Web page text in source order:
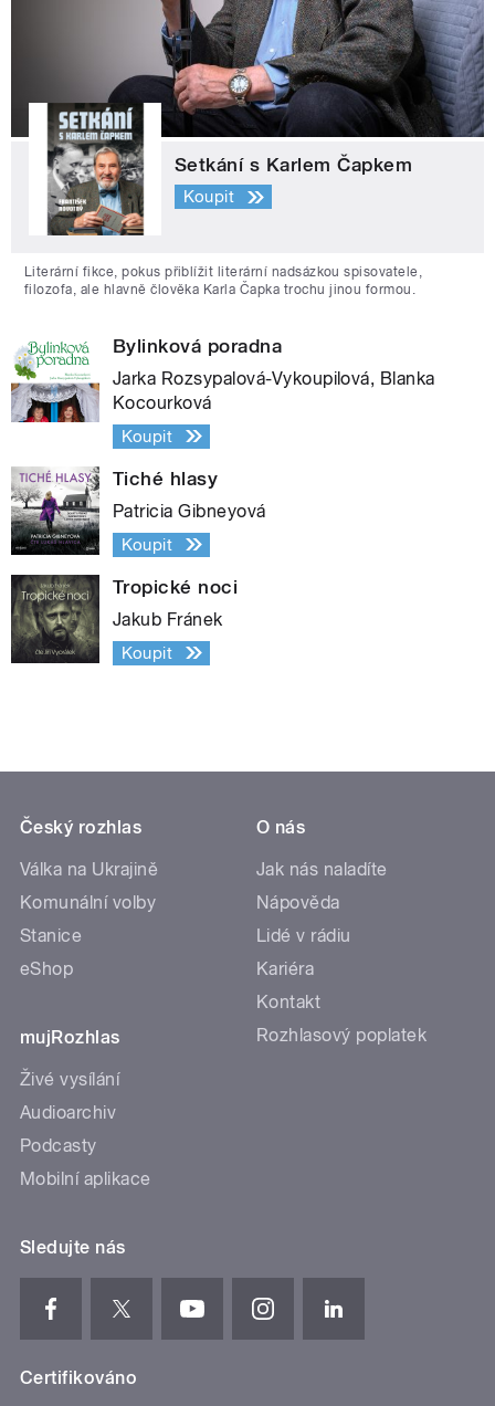
Setkání s Karlem Čapkem
Koupit
Literární fikce, pokus přiblížit literární nadsázkou spisovatele,
filozofa, ale hlavně člověka Karla Čapka trochu jinou formou.
Bylinková poradna
Jarka Rozsypalová-Vykoupilová, Blanka
Kocourková
Koupit
Tiché hlasy
Patricia Gibneyová
Koupit
Tropické noci
Jakub Fránek
Koupit
Český rozhlas
Válka na Ukrajině
Komunální volby
Stanice
eShop
mujRozhlas
Živé vysílání
Audioarchiv
Podcasty
Mobilní aplikace
O nás
Jak nás naladíte
Nápověda
Lidé v rádiu
Kariéra
Kontakt
Rozhlasový poplatek
Sledujte nás
Certifikováno